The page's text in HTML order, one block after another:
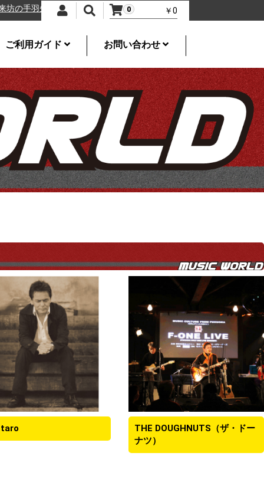
羽先 特選一番 ミュージックワールド 岩切みきよし
0 ￥0
ご利用ガイド お問い合わせ
THE DOUGHNUTS（ザ・ドー
ナツ）